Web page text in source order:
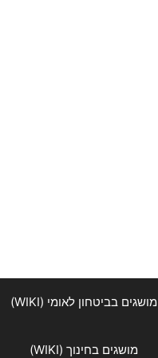
מושגים בביטחון לאומי (WIKI)
מושגים בחינוך (WIKI)